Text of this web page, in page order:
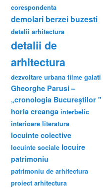
corespondenta
demolari berzei buzesti
detalii arhitectura
detalii de
arhitectura
dezvoltare urbana filme galati
Gheorghe Parusi –
„cronologia Bucureştilor "
horia creanga interbelic
interioare literatura
locuinte colective
locuinte sociale locuire
patrimoniu
patrimoniu de arhitectura
proiect arhitectura